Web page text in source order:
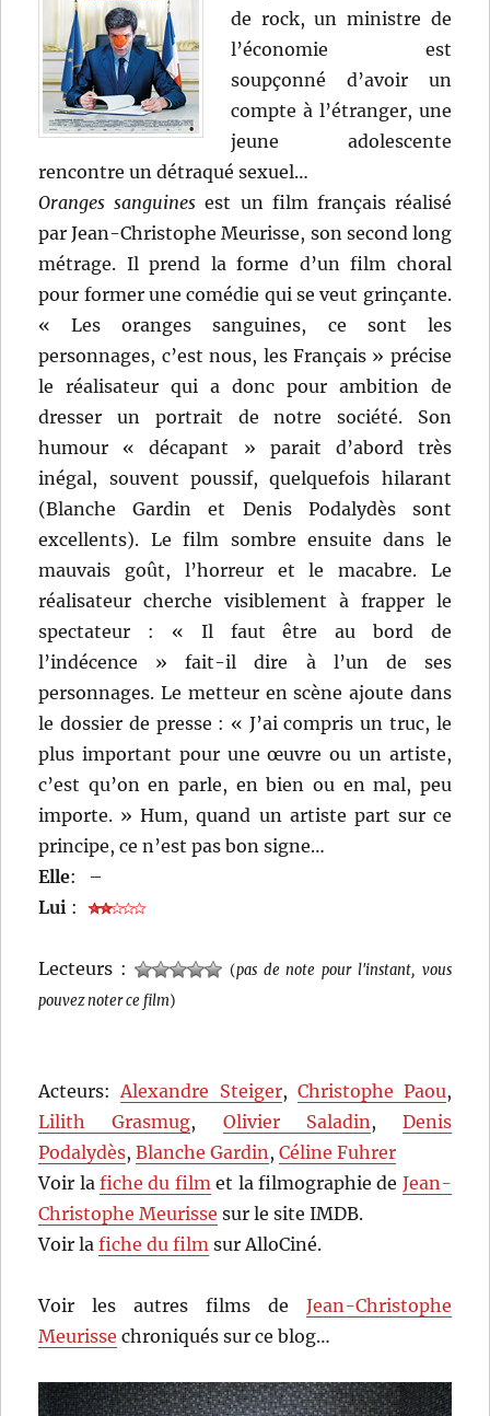
de rock, un ministre de
l’économie est
soupçonné d’avoir un
compte à l’étranger, une
jeune adolescente
rencontre un détraqué sexuel…
Oranges sanguines est un film français réalisé
par Jean-Christophe Meurisse, son second long
métrage. Il prend la forme d’un film choral
pour former une comédie qui se veut grinçante.
« Les oranges sanguines, ce sont les
personnages, c’est nous, les Français » précise
le réalisateur qui a donc pour ambition de
dresser un portrait de notre société. Son
humour « décapant » parait d’abord très
inégal, souvent poussif, quelquefois hilarant
(Blanche Gardin et Denis Podalydès sont
excellents). Le film sombre ensuite dans le
mauvais goût, l’horreur et le macabre. Le
réalisateur cherche visiblement à frapper le
spectateur : « Il faut être au bord de
l’indécence » fait-il dire à l’un de ses
personnages. Le metteur en scène ajoute dans
le dossier de presse : « J’ai compris un truc, le
plus important pour une œuvre ou un artiste,
c’est qu’on en parle, en bien ou en mal, peu
importe. » Hum, quand un artiste part sur ce
principe, ce n’est pas bon signe…
Elle:
–
Lui :
Lecteurs : (pas de note pour l'instant, vous
pouvez noter ce film)
Acteurs: Alexandre Steiger, Christophe Paou,
Lilith Grasmug, Olivier Saladin , Denis
Podalydès,Blanche Gardin ,Céline Fuhrer
Voir lafiche du film et la filmographie de Jean-
Christophe Meurisse sur le site IMDB.
Voir lafiche du film sur AlloCiné.
Voir les autres films de Jean-Christophe
Meurisse chroniqués sur ce blog…